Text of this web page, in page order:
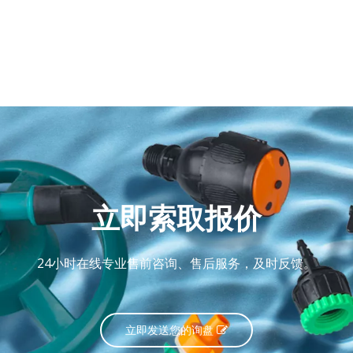
立即索取报价
24小时在线专业售前咨询、售后服务，及时反馈。
立即发送您的询盘